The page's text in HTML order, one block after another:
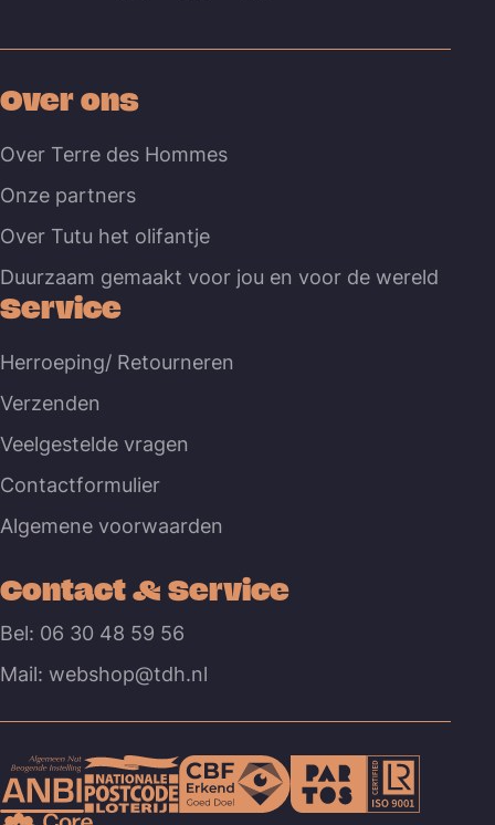
Over ons
Over Terre des Hommes
Onze partners
Over Tutu het olifantje
Duurzaam gemaakt voor jou en voor de wereld
Service
Herroeping/ Retourneren
Verzenden
Veelgestelde vragen
Contactformulier
Algemene voorwaarden
Contact & Service
Bel: 06 30 48 59 56
Mail: webshop@tdh.nl